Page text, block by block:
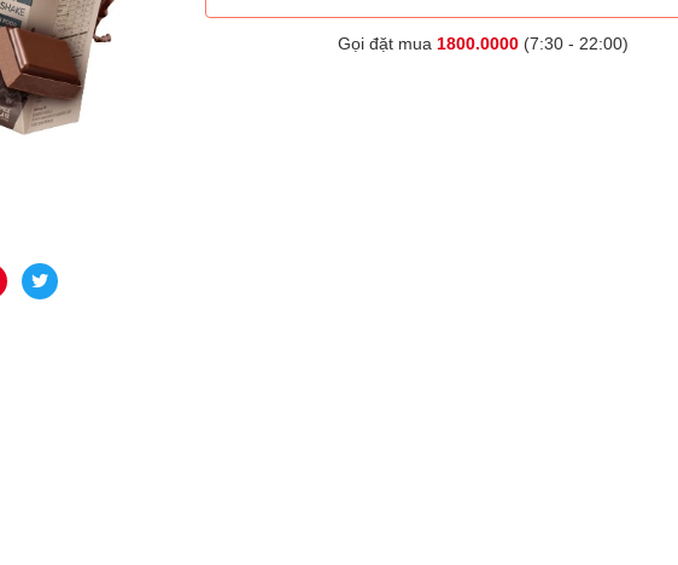
Gọi đặt mua 1800.0000(7:30 - 22:00)